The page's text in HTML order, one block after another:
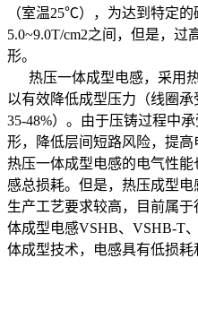
（室温25℃），为达到特定
5.0~9.0T/cm2之间，但是，
形。
热压一体成型电感，采用
以有效降低成型压力（线圈
35-48%）。由于压铸过程中
形，降低层间短路风险，提高
热压一体成型电感的电气性
感总损耗。但是，热压成型
生产工艺要求较高，目前属
体成型电感VSHB、VSHB-T
体成型技术，电感具有低损耗